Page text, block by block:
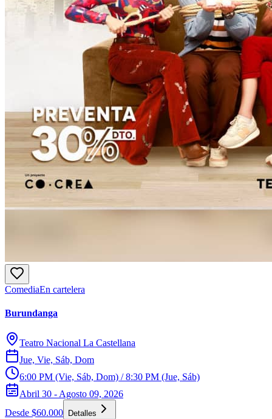
ComediaEn cartelera
Burundanga
Teatro Nacional La Castellana
Jue, Vie, Sáb, Dom
6:00 PM (Vie, Sáb, Dom) / 8:30 PM (Jue, Sáb)
Abril 30 - Agosto 09, 2026
Desde $60.000
Detalles